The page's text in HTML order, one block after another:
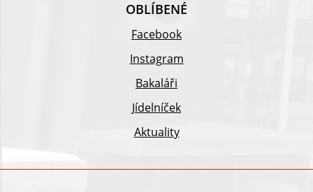
OBLÍBENÉ
Facebook
Instagram
Bakaláři
Jídelníček
Aktuality